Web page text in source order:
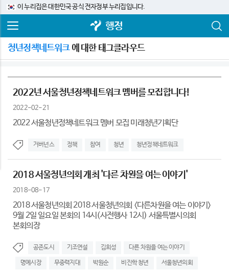
이 누리집은 대한민국 공식 전자정부 누리집입니다.
행정
청년정책네트워크에 대한 태그클라우드
2022년 서울청년정책네트워크 멤버를 모집합니다!
2022-02-21
2022 서울청년정책네트워크 멤버 모집 미래청년기획단
거버넌스 정책 참여 청년 청년정책네트워크
2018 서울청년의회 개최 '다른 차원을 여는 이야기'
2018-08-17
2018 서울청년의회 2018 서울청년의회 <다른차원을 여는 이야기>
9월 2일 일요일 본회의 14시(사전행사 12시) 서울특별시의회
본회의장
공존도시 기조연설 김희성 다른 차원을 여는 이야기
명예시장 무중력지대 박원순 비진학 청년 서울청년의회